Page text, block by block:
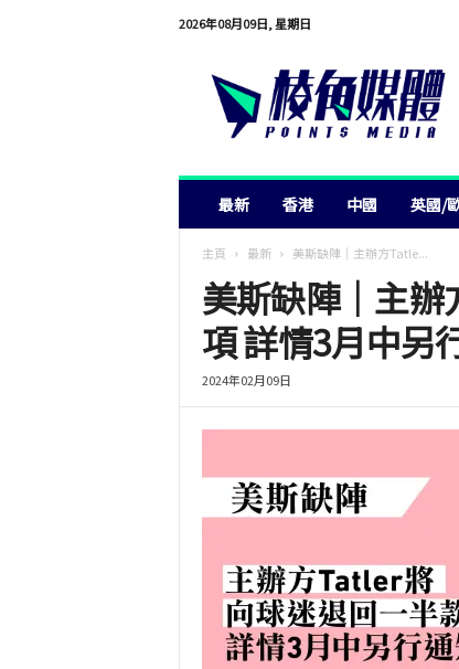
2026年08月09日, 星期日
最新 香港 中國 英國/
主頁 最新 美斯缺陣｜主辦方Tatle...
美斯缺陣｜主
項 詳情3月中另
2024年02月09日